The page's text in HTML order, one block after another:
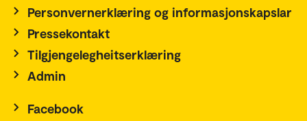
Personvernerklæring og informasjonskapslar
Pressekontakt
Tilgjengelegheitserklæring
Admin
Facebook